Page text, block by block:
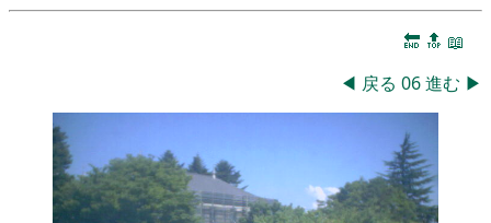
🔚 🔝 📖
◀ 戻る 06進む ▶